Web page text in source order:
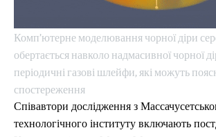
Комп’ютерне моделювання чорної діри
обертається навколо надмасивної чорної
періодичні газові шлейфи, які можуть
спостереження
Співавтори дослідження з
технологічного інституту включають